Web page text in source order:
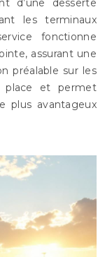
d’une desserte
les terminaux
fonctionne
assurant une
préalable sur les
place et permet
plus avantageux